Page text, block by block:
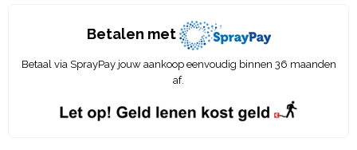
Betalen met
Betaal via SprayPay jouw aankoop eenvoudig binnen 36 maanden
af.